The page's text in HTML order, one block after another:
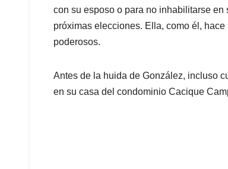
con su esposo o para no inhabilitarse
próximas elecciones. Ella, como él,
poderosos.
Antes de la huida de González, incluso
en su casa del condominio Cacique